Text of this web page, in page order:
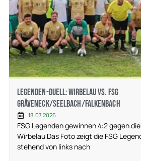
Legenden-Duell: Wirbelau vs. FSG
Gräveneck/Seelbach/Falkenbach
18.07.2026
FSG Legenden gewinnen 4:2 gegen
Wirbelau Das Foto zeigt die FSG
stehend von links nach